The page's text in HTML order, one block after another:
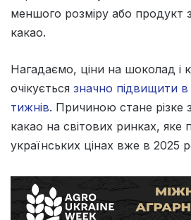
меншого розміру або продукт
какао.
Нагадаємо, ціни на шоколад і
очікується значно підвищити в
тижнів. Причиною стане різке
какао на світових ринках, яке
українських цінах вже в 2025